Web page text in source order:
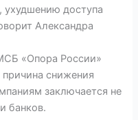
ухудшению доступа
Александра
«Опора России»
снижения
заключается не
банков.